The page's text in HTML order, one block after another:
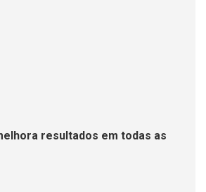
resultados em todas as